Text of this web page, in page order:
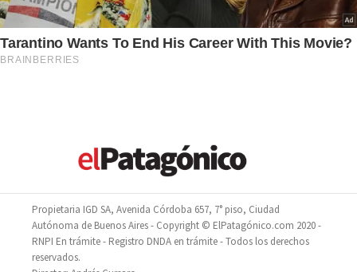
Propietaria IGD SA, Avenida Córdoba 657, 7° piso, Ciudad
Autónoma de Buenos Aires - Copyright © ElPatagónico.com 2020 -
RNPI En trámite - Registro DNDA en trámite - Todos los derechos
reservados.